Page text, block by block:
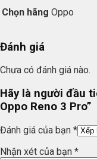
Chọn hãng Oppo
Đánh giá
Chưa có đánh giá nào.
Hãy là người đầu
Oppo Reno 3 Pro”
Đánh giá của bạn *
Nhận xét của bạn *